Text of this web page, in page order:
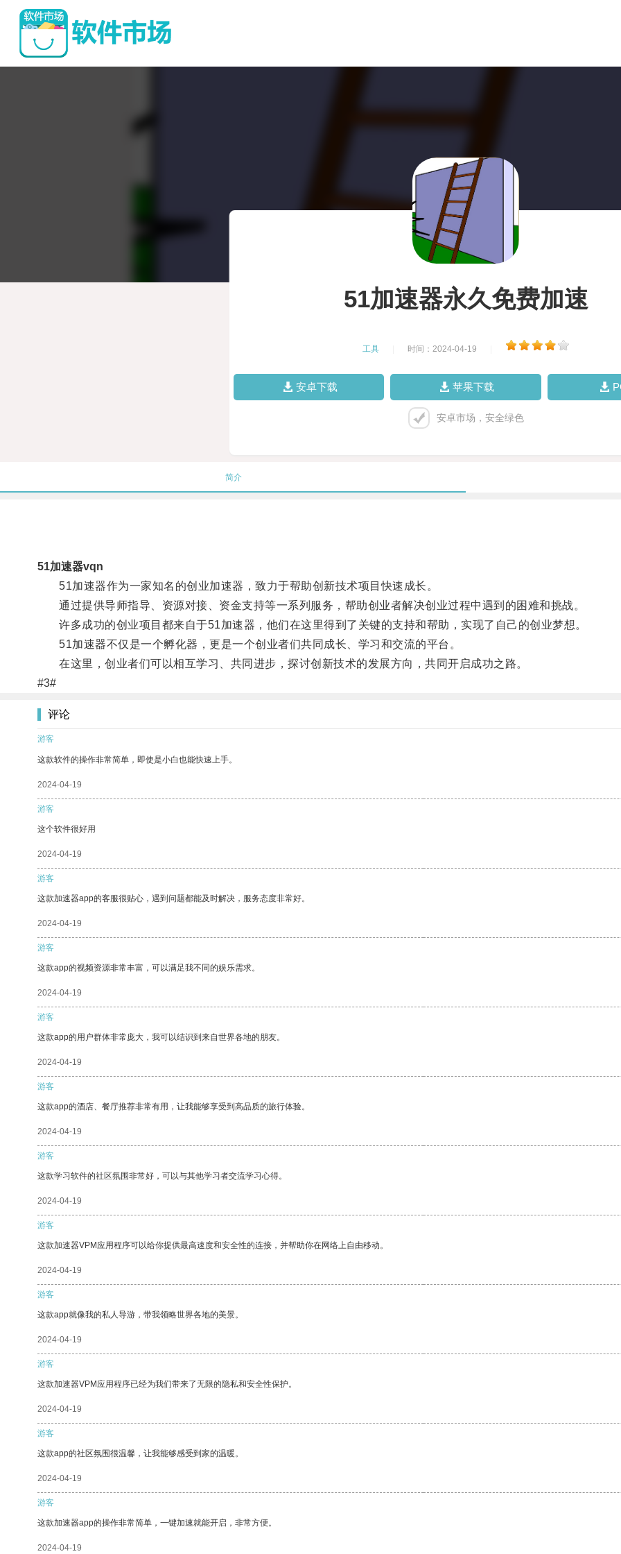
51加速器永久免费加速
工具 时间：2024-04-19
安卓下载 苹果下载
安卓市场，安全绿色
简介
51加速器vqn
51加速器作为一家知名的创业加速器，致力于帮助创新技术项目快速成长。
通过提供导师指导、资源对接、资金支持等一系列服务，帮助创业者解决创业过程中遇到的困难和挑战。
许多成功的创业项目都来自于51加速器，他们在这里得到了关键的支持和帮助，实现了自己的创业梦想。
51加速器不仅是一个孵化器，更是一个创业者们共同成长、学习和交流的平台。
在这里，创业者们可以相互学习、共同进步，探讨创新技术的发展方向，共同开启成功之路。
#3#
评论
游客
这款软件的操作非常简单，即使是小白也能快速上手。
2024-04-19
游客
这个软件很好用
2024-04-19
游客
这款加速器app的客服很贴心，遇到问题都能及时解决，服务态度非常好。
2024-04-19
游客
这款app的视频资源非常丰富，可以满足我不同的娱乐需求。
2024-04-19
游客
这款app的用户群体非常庞大，我可以结识到来自世界各地的朋友。
2024-04-19
游客
这款app的酒店、餐厅推荐非常有用，让我能够享受到高品质的旅行体验。
2024-04-19
游客
这款学习软件的社区氛围非常好，可以与其他学习者交流学习心得。
2024-04-19
游客
这款加速器VPM应用程序可以给你提供最高速度和安全性的连接，并帮助你在网络上自由移动。
2024-04-19
游客
这款app就像我的私人导游，带我领略世界各地的美景。
2024-04-19
游客
这款加速器VPM应用程序已经为我们带来了无限的隐私和安全性保护。
2024-04-19
游客
这款app的社区氛围很温馨，让我能够感受到家的温暖。
2024-04-19
游客
这款加速器app的操作非常简单，一键加速就能开启，非常方便。
2024-04-19